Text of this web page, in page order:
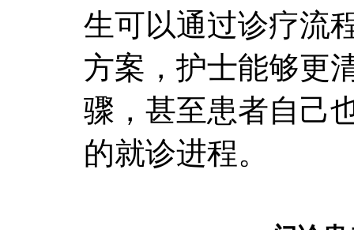
生可以通过诊疗流
方案，护士能够更
骤，甚至患者自己
的就诊进程。